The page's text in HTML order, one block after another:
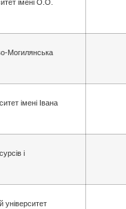
імені О.О.
Могилянська
імені Івана
і
університет